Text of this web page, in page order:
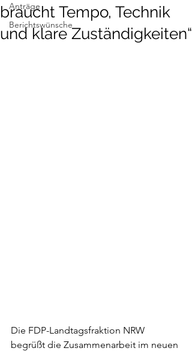
Anträge
Berichtswünsche
braucht Tempo, Technik
und klare Zuständigkeiten“
Die FDP-Landtagsfraktion NRW
begrüßt die Zusammenarbeit im neuen